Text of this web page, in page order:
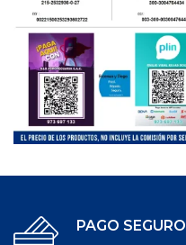
PAGO SEGURO